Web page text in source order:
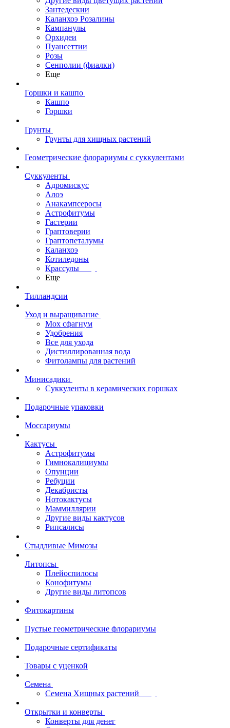
Зантедескии
Каланхоэ Розалины
Кампанулы
Орхидеи
Пуансеттии
Розы
Сенполии (фиалки)
Еще
Горшки и кашпо
Кашпо
Горшки
Грунты
Грунты для хищных растений
Геометрические флорариумы с суккулентами
Суккуленты
Адромискус
Алоэ
Анакампсеросы
Астрофитумы
Гастерии
Граптоверии
Граптопеталумы
Каланхоэ
Котиледоны
Крассулы
Еще
Тилландсии
Уход и выращивание
Мох сфагнум
Удобрения
Все для ухода
Дистиллированная вода
Фитолампы для растений
Минисадики
Суккуленты в керамических горшках
Подарочные упаковки
Моссариумы
Кактусы
Астрофитумы
Гимнокалициумы
Опунции
Ребуции
Декабристы
Нотокактусы
Маммиллярии
Другие виды кактусов
Рипсалисы
Стыдливые Мимозы
Литопсы
Плейоспилосы
Конофитумы
Другие виды литопсов
Фитокартины
Пустые геометрические флорариумы
Подарочные сертификаты
Товары с уценкой
Семена
Семена Хищных растений
Открытки и конверты
Конверты для денег